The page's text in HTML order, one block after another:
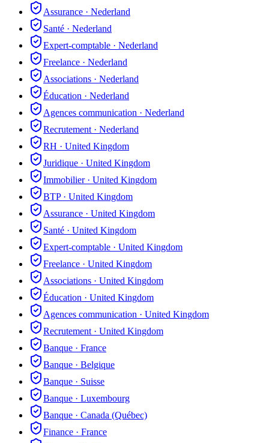
Assurance · Nederland
Santé · Nederland
Expert-comptable · Nederland
Freelance · Nederland
Associations · Nederland
Éducation · Nederland
Agences communication · Nederland
Recrutement · Nederland
RH · United Kingdom
Juridique · United Kingdom
Immobilier· United Kingdom
BTP· United Kingdom
Assurance · United Kingdom
Santé · United Kingdom
Expert-comptable · United Kingdom
Freelance · United Kingdom
Associations · United Kingdom
Éducation · United Kingdom
Agences communication · United Kingdom
Recrutement · United Kingdom
Banque · France
Banque · Belgique
Banque · Suisse
Banque · Luxembourg
Banque · Canada (Québec)
Finance · France